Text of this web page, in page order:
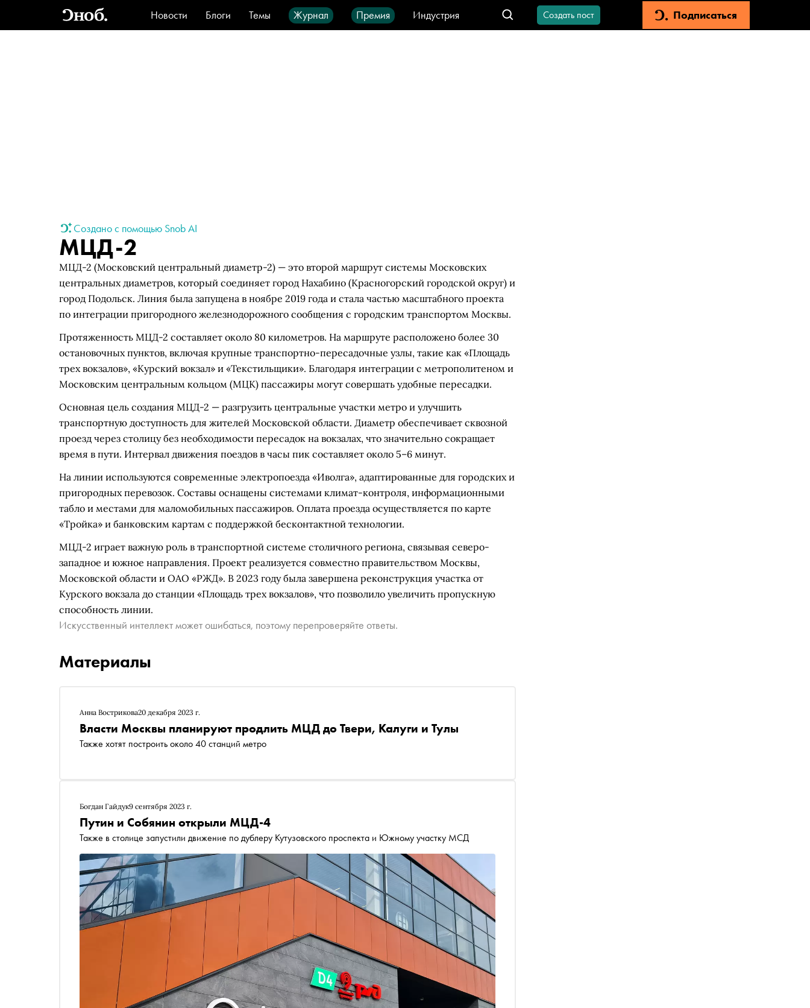
Новости Блоги Темы Журнал Премия
Индустрия
Стиль
Видео Город IT-продукты
Создать пост Подписаться
Создано с помощью Snob AI
МЦД-2
МЦД-2 (Московский центральный диаметр-2) — это второй маршрут системы Московских
центральных диаметров, который соединяет город Нахабино (Красногорский городской округ) и
город Подольск. Линия была запущена в ноябре 2019 года и стала частью масштабного проекта
по интеграции пригородного железнодорожного сообщения с городским транспортом Москвы.
Протяженность МЦД-2 составляет около 80 километров. На маршруте расположено более 30
остановочных пунктов, включая крупные транспортно-пересадочные узлы, такие как «Площадь
трех вокзалов», «Курский вокзал» и «Текстильщики». Благодаря интеграции с метрополитеном и
Московским центральным кольцом (МЦК) пассажиры могут совершать удобные пересадки.
Основная цель создания МЦД-2 — разгрузить центральные участки метро и улучшить
транспортную доступность для жителей Московской области. Диаметр обеспечивает сквозной
проезд через столицу без необходимости пересадок на вокзалах, что значительно сокращает
время в пути. Интервал движения поездов в часы пик составляет около 5–6 минут.
На линии используются современные электропоезда «Иволга», адаптированные для городских и
пригородных перевозок. Составы оснащены системами климат-контроля, информационными
табло и местами для маломобильных пассажиров. Оплата проезда осуществляется по карте
«Тройка» и банковским картам с поддержкой бесконтактной технологии.
МЦД-2 играет важную роль в транспортной системе столичного региона, связывая северо-
западное и южное направления. Проект реализуется совместно правительством Москвы,
Московской области и ОАО «РЖД». В 2023 году была завершена реконструкция участка от
Курского вокзала до станции «Площадь трех вокзалов», что позволило увеличить пропускную
способность линии.
Искусственный интеллект может ошибаться, поэтому перепроверяйте ответы.
Материалы
Анна Вострикова20 декабря 2023 г.
Власти Москвы планируют продлить МЦД до Твери, Калуги и Тулы
Также хотят построить около 40 станций метро
Богдан Гайдук9 сентября 2023 г.
Путин и Собянин открыли МЦД-4
Также в столице запустили движение по дублеру Кутузовского проспекта и Южному участку МСД